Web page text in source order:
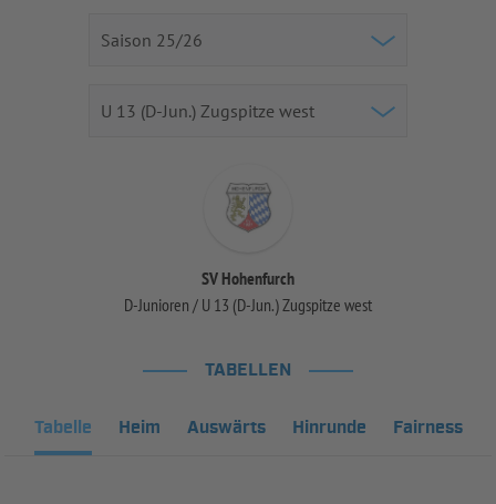
SV Hohenfurch
D-Junioren / U 13 (D-Jun.) Zugspitze west
TABELLEN
Tabelle Heim Auswärts Hinrunde Fairness